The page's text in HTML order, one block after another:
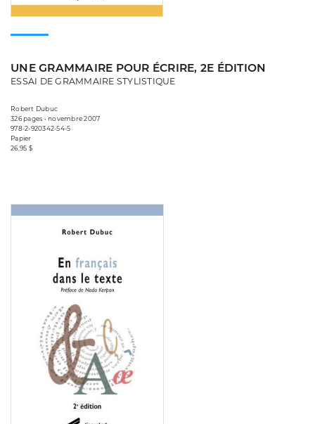
UNE GRAMMAIRE POUR ÉCRIRE, 2E ÉDITION
ESSAI DE GRAMMAIRE STYLISTIQUE
Robert Dubuc
326 pages • novembre 2007
978-2-920342-54-5
Papier
26,95 $